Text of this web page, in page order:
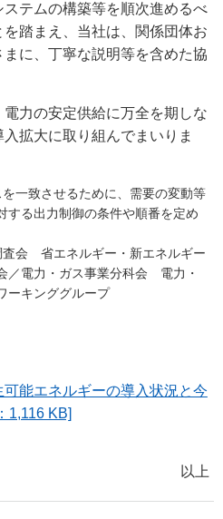
テムの構築等を順次進めるべ
踏まえ、当社は、関係団体お
に、丁寧な説明等を含めた協
力の安定供給に万全を期しな
拡大に取り組んでまいりま
を一致させるために、需要の変動等
する出力制御の条件や順番を定め
査会 省エネルギー・新エネルギー
電力・ガス事業分科会 電力・
ーキンググループ
能エネルギーの導入状況と今
1,116 KB]
以上